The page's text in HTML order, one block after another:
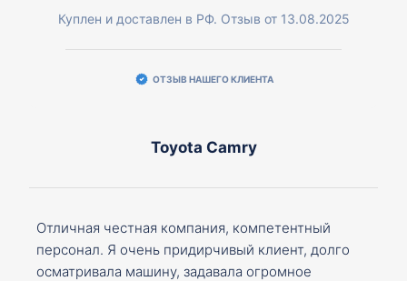
Куплен и доставлен в РФ. Отзыв от 13.08.2025
ОТЗЫВ НАШЕГО КЛИЕНТА
Toyota Camry
Отличная честная компания, компетентный
персонал. Я очень придирчивый клиент, долго
осматривала машину, задавала огромное